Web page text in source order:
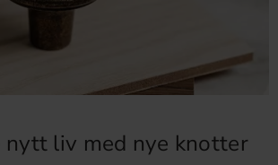
nytt liv med nye knotter